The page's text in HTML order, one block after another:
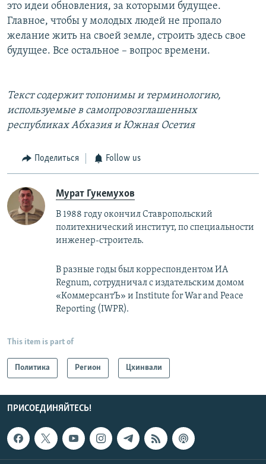
это идеи обновления, за которыми будущее.
Главное, чтобы у молодых людей не пропало
желание жить на своей земле, строить здесь свое
будущее. Все остальное – вопрос времени.
Текст содержит топонимы и терминологию,
используемые в самопровозглашенных
республиках Абхазия и Южная Осетия
Поделиться Follow us
Мурат Гукемухов
В 1988 году окончил Ставропольский
политехнический институт, по специальности
инженер-строитель.
В разные годы был корреспондентом ИА
Regnum, сотрудничал с издательским домом
«КоммерсантЪ» и ​Institute for War and Peace
Reporting (IWPR).
This item is part of
Политика Регион Цхинвали
ПРИСОЕДИНЯЙТЕСЬ!